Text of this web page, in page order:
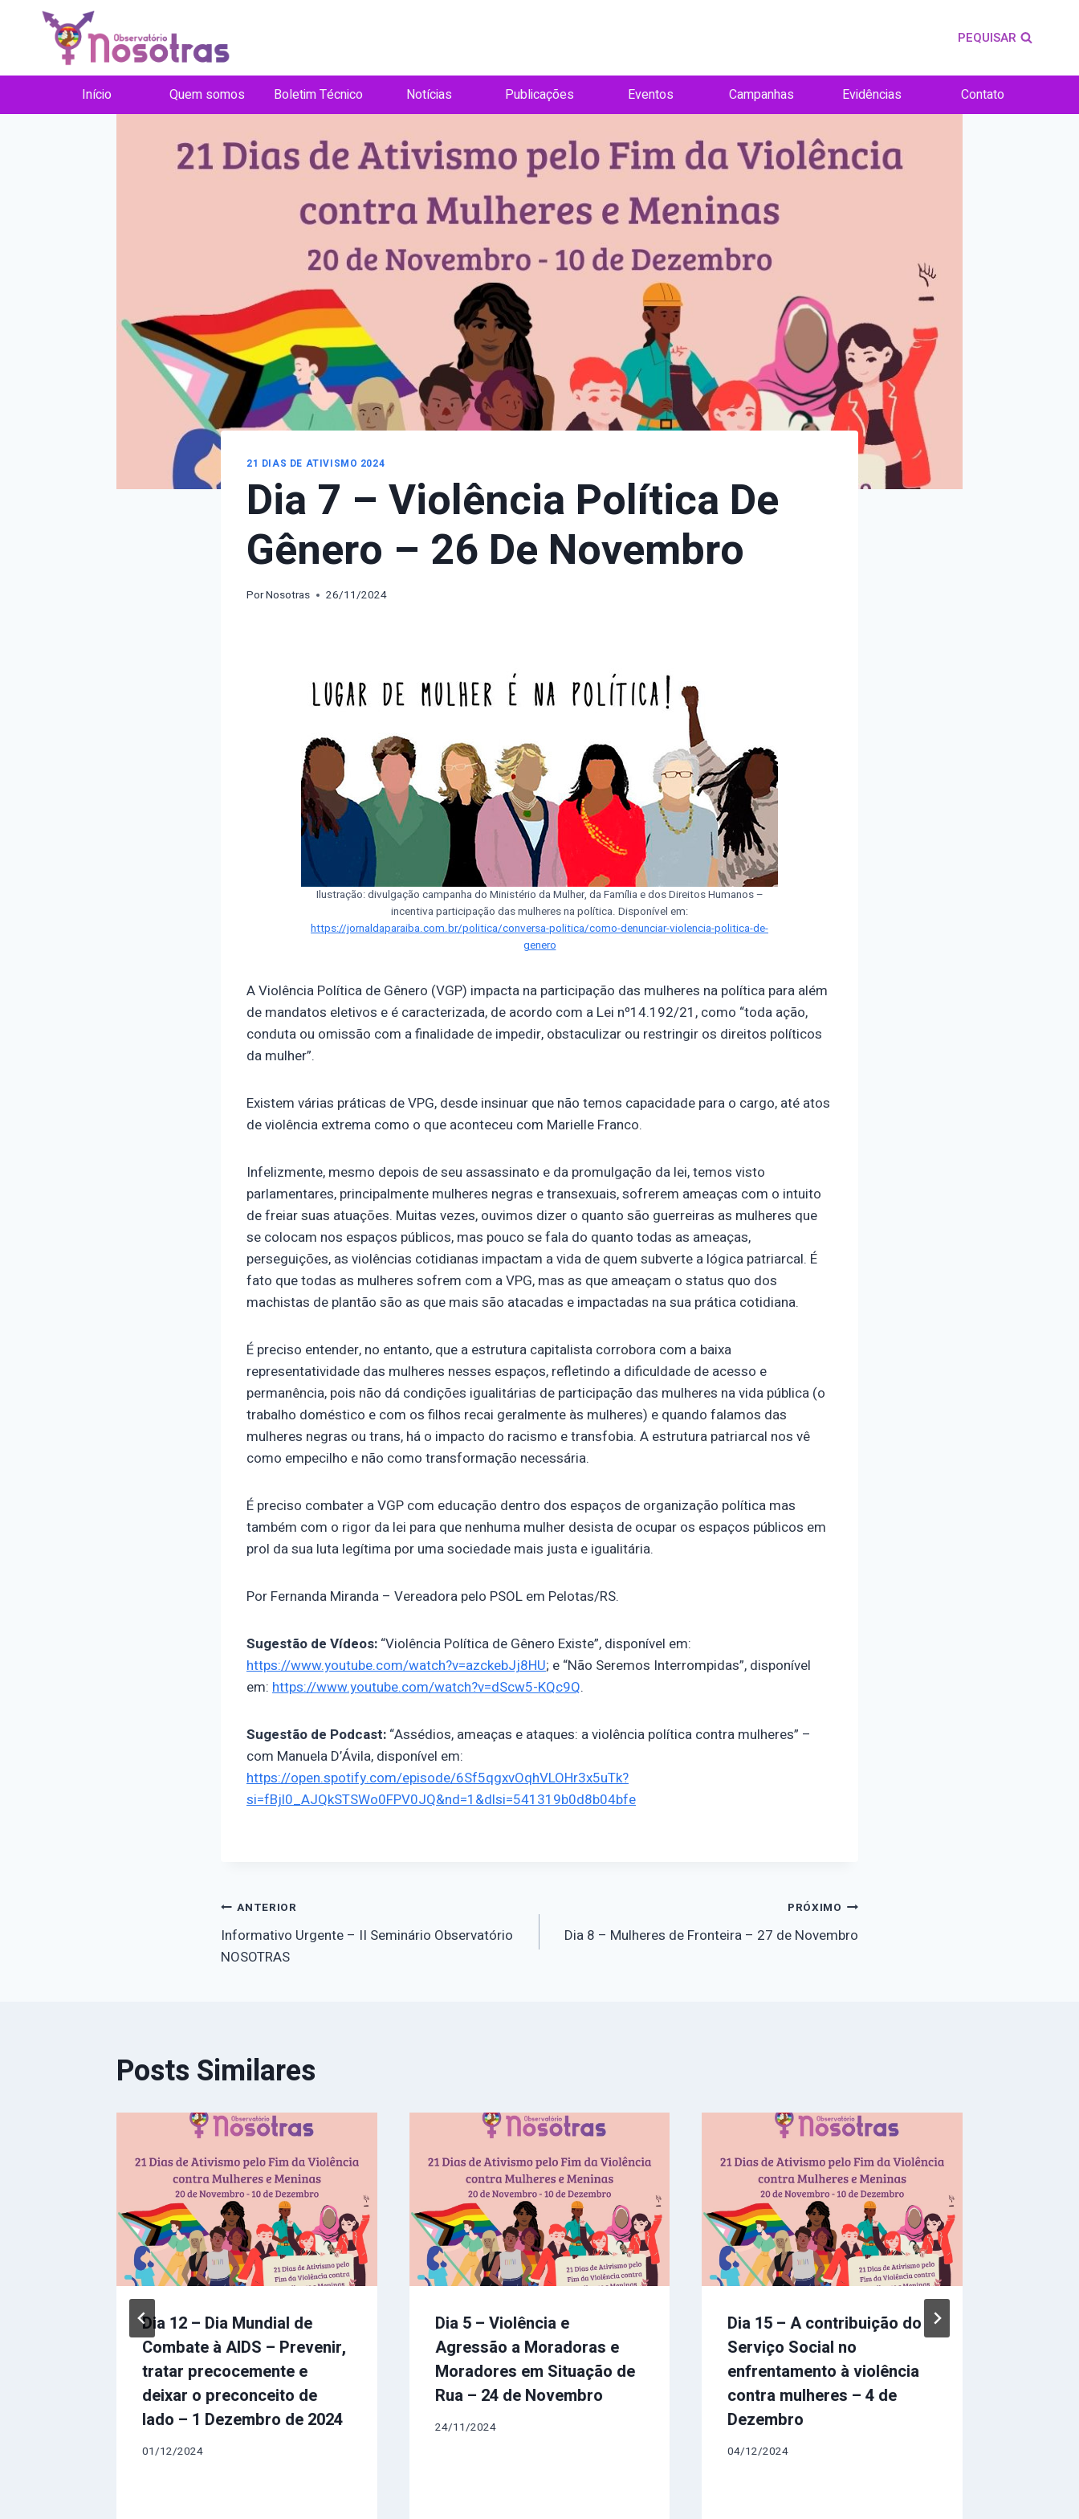
Conteúdo
PEQUISAR
Início Quem somos Boletim Técnico Notícias Publicações Eventos Campanhas Evidências Contato
21 DIAS DE ATIVISMO 2024
Dia 7 – Violência Política De
Gênero – 26 De Novembro
PorNosotras 26/11/2024
Ilustração: divulgação campanha do Ministério da Mulher, da Família e dos Direitos Humanos –
incentiva participação das mulheres na política. Disponível em:
https://jornaldaparaiba.com.br/politica/conversa-politica/como-denunciar-violencia-politica-de-
genero
A Violência Política de Gênero (VGP) impacta na participação das mulheres na política para além
de mandatos eletivos e é caracterizada, de acordo com a Lei nº14.192/21, como “toda ação,
conduta ou omissão com a finalidade de impedir, obstaculizar ou restringir os direitos políticos
da mulher”.
Existem várias práticas de VPG, desde insinuar que não temos capacidade para o cargo, até atos
de violência extrema como o que aconteceu com Marielle Franco.
Infelizmente, mesmo depois de seu assassinato e da promulgação da lei, temos visto
parlamentares, principalmente mulheres negras e transexuais, sofrerem ameaças com o intuito
de freiar suas atuações. Muitas vezes, ouvimos dizer o quanto são guerreiras as mulheres que
se colocam nos espaços públicos, mas pouco se fala do quanto todas as ameaças,
perseguições, as violências cotidianas impactam a vida de quem subverte a lógica patriarcal. É
fato que todas as mulheres sofrem com a VPG, mas as que ameaçam o status quo dos
machistas de plantão são as que mais são atacadas e impactadas na sua prática cotidiana.
É preciso entender, no entanto, que a estrutura capitalista corrobora com a baixa
representatividade das mulheres nesses espaços, refletindo a dificuldade de acesso e
permanência, pois não dá condições igualitárias de participação das mulheres na vida pública (o
trabalho doméstico e com os filhos recai geralmente às mulheres) e quando falamos das
mulheres negras ou trans, há o impacto do racismo e transfobia. A estrutura patriarcal nos vê
como empecilho e não como transformação necessária.
É preciso combater a VGP com educação dentro dos espaços de organização política mas
também com o rigor da lei para que nenhuma mulher desista de ocupar os espaços públicos em
prol da sua luta legítima por uma sociedade mais justa e igualitária.
Por Fernanda Miranda – Vereadora pelo PSOL em Pelotas/RS.
Sugestão de Vídeos: “Violência Política de Gênero Existe”, disponível em:
https://www.youtube.com/watch?v=azckebJj8HU; e “Não Seremos Interrompidas”, disponível
em: https://www.youtube.com/watch?v=dScw5-KQc9Q.
Sugestão de Podcast: “Assédios, ameaças e ataques: a violência política contra mulheres” –
com Manuela D’Ávila, disponível em:
https://open.spotify.com/episode/6Sf5qgxvOqhVLOHr3x5uTk?
si=fBjl0_AJQkSTSWo0FPV0JQ&nd=1&dlsi=541319b0d8b04bfe
Navegação
de
ANTERIOR
Informativo Urgente – II Seminário Observatório
NOSOTRAS
PRÓXIMO
Dia 8 – Mulheres de Fronteira – 27 de Novembro
Posts Similares
Dia 12 – Dia Mundial de
Combate à AIDS – Prevenir,
tratar precocemente e
deixar o preconceito de
lado – 1 Dezembro de 2024
01/12/2024
Dia 5 – Violência e
Agressão a Moradoras e
Moradores em Situação de
Rua – 24 de Novembro
24/11/2024
Dia 15 – A contribuição do
Serviço Social no
enfrentamento à violência
contra mulheres – 4 de
Dezembro
04/12/2024